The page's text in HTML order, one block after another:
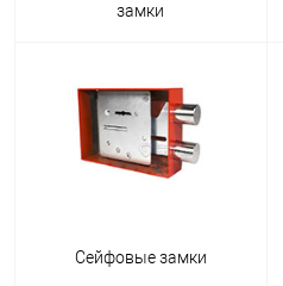
замки
Сейфовые замки